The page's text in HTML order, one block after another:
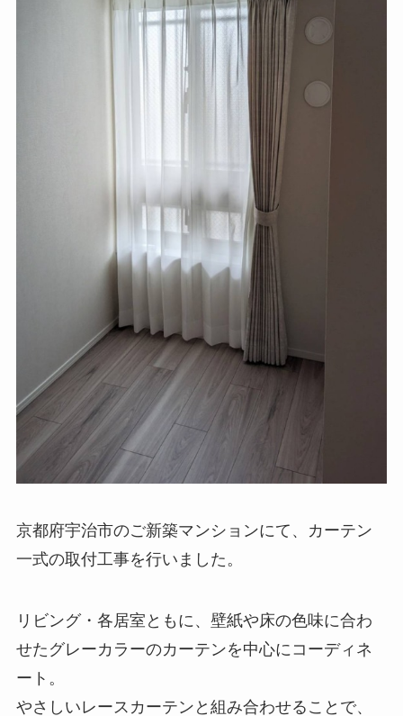
京都府宇治市のご新築マンションにて、カーテン
一式の取付工事を行いました。
リビング・各居室ともに、壁紙や床の色味に合わ
せたグレーカラーのカーテンを中心にコーディネ
ート。
やさしいレースカーテンと組み合わせることで、